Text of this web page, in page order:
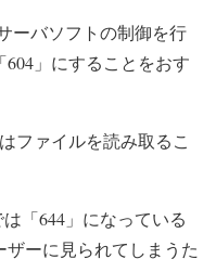
ーバソフトの制御を行
」にすることをおす
ファイルを読み取るこ
は「644」になっている
ーに見られてしまうた